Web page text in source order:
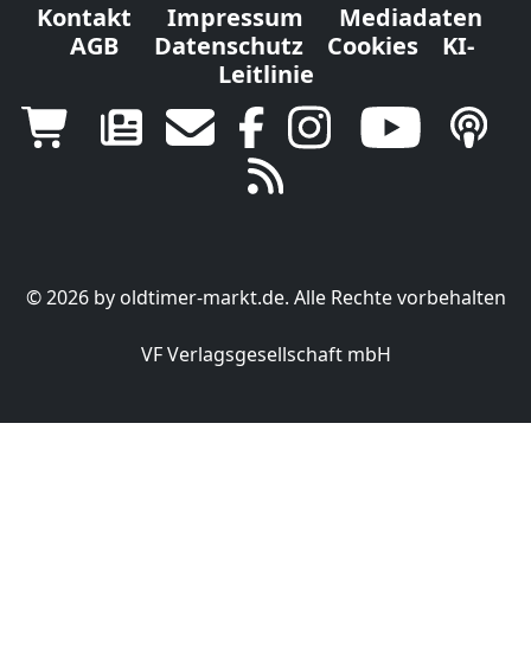
Kontakt
Impressum
Mediadaten
AGB
Datenschutz Cookies
KI-
Leitlinie
© 2026 by oldtimer-markt.de. Alle Rechte vorbehalten
VF Verlagsgesellschaft mbH